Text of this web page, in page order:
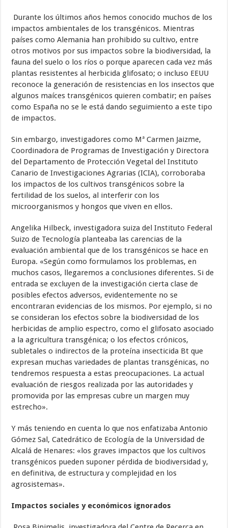
Durante los últimos años hemos conocido muchos de los
impactos ambientales de los transgénicos. Mientras
países como Alemania han prohibido su cultivo, entre
otros motivos por sus impactos sobre la biodiversidad, la
fauna del suelo o los ríos o porque aparecen cada vez más
plantas resistentes al herbicida glifosato; o incluso EEUU
reconoce la generación de resistencias en los insectos que
algunos maíces transgénicos quieren combatir; en países
como España no se le está dando seguimiento a este tipo
de impactos.
Sin embargo, investigadores como Mª Carmen Jaizme,
Coordinadora de Programas de Investigación y Directora
del Departamento de Protección Vegetal del Instituto
Canario de Investigaciones Agrarias (ICIA), corroboraba
los impactos de los cultivos transgénicos sobre la
fertilidad de los suelos, al interferir con los
microorganismos y hongos que viven en ellos.
Angelika Hilbeck, investigadora suiza del Instituto Federal
Suizo de Tecnología planteaba las carencias de la
evaluación ambiental que de los transgénicos se hace en
Europa. «Según como formulamos los problemas, en
muchos casos, llegaremos a conclusiones diferentes. Si de
entrada se excluyen de la investigación cierta clase de
posibles efectos adversos, evidentemente no se
encontraran evidencias de los mismos. Por ejemplo, si no
se consideran los efectos sobre la biodiversidad de los
herbicidas de amplio espectro, como el glifosato asociado
a la agricultura transgénica; o los efectos crónicos,
subletales o indirectos de la proteína insecticida Bt que
expresan muchas variedades de plantas transgénicas, no
tendremos respuesta a estas preocupaciones. La actual
evaluación de riesgos realizada por las autoridades y
promovida por las empresas cubre un margen muy
estrecho».
Y más teniendo en cuenta lo que nos enfatizaba Antonio
Gómez Sal, Catedrático de Ecología de la Universidad de
Alcalá de Henares: «los graves impactos que los cultivos
transgénicos pueden suponer pérdida de biodiversidad y,
en definitiva, de estructura y complejidad en los
agrosistemas».
Impactos sociales y económicos ignorados